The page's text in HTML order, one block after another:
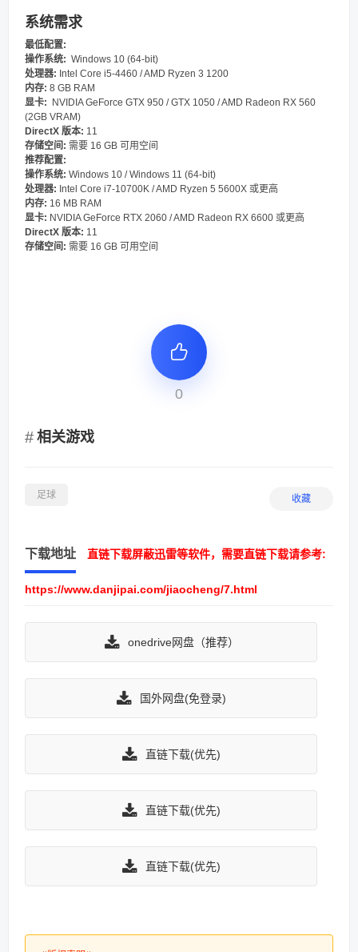
系统需求
最低配置:
操作系统: Windows 10 (64-bit)
处理器: Intel Core i5-4460 / AMD Ryzen 3 1200
内存: 8 GB RAM
显卡: NVIDIA GeForce GTX 950 / GTX 1050 / AMD Radeon RX 560
(2GB VRAM)
DirectX 版本: 11
存储空间: 需要 16 GB 可用空间
推荐配置:
操作系统: Windows 10 / Windows 11 (64-bit)
处理器: Intel Core i7-10700K / AMD Ryzen 5 5600X 或更高
内存: 16 MB RAM
显卡: NVIDIA GeForce RTX 2060 / AMD Radeon RX 6600 或更高
DirectX 版本: 11
存储空间: 需要 16 GB 可用空间
0
相关游戏
足球 收藏
下载地址 直链下载屏蔽迅雷等软件，需要直链下载请参考:
https://www.danjipai.com/jiaocheng/7.html
onedrive网盘（推荐）
国外网盘(免登录)
直链下载(优先)
直链下载(优先)
直链下载(优先)